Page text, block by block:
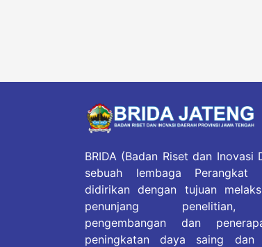
BRIDA (Badan Riset dan Inovasi
sebuah lembaga Perangkat
didirikan dengan tujuan
penunjang penelitian,
pengembangan dan
peningkatan daya saing dan